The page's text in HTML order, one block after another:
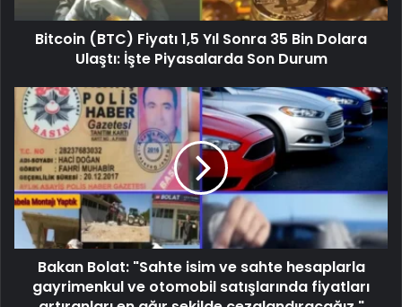
Bitcoin (BTC) Fiyatı 1,5 Yıl Sonra 35 Bin Dolara
Ulaştı: İşte Piyasalarda Son Durum
Bakan Bolat: "Sahte isim ve sahte hesaplarla
gayrimenkul ve otomobil satışlarında fiyatları